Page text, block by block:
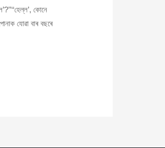
কোনে
যোৱা বাৰ বছৰে